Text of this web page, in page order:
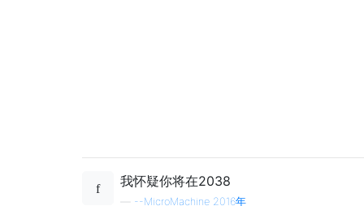
我怀疑你将在2038
--MicroMachine 2016年